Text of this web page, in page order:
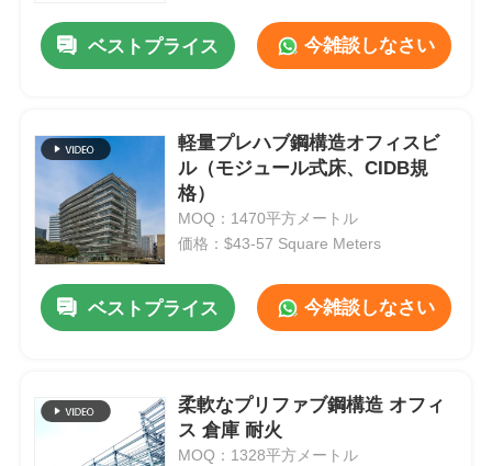
ベストプライス 今雑談しなさい
軽量プレハブ鋼構造オフィスビ
ル（モジュール式床、CIDB規
格）
MOQ：1470平方メートル
価格：$43-57 Square Meters
ベストプライス 今雑談しなさい
柔軟なプリファブ鋼構造 オフィ
ス 倉庫 耐火
MOQ：1328平方メートル